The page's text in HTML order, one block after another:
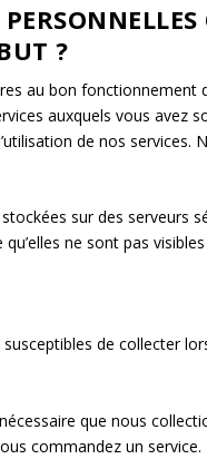
?
au bon fonctionnement
auxquels vous avez
de nos services.
sur des serveurs
ne sont pas
de collecter
que nous
commandez un